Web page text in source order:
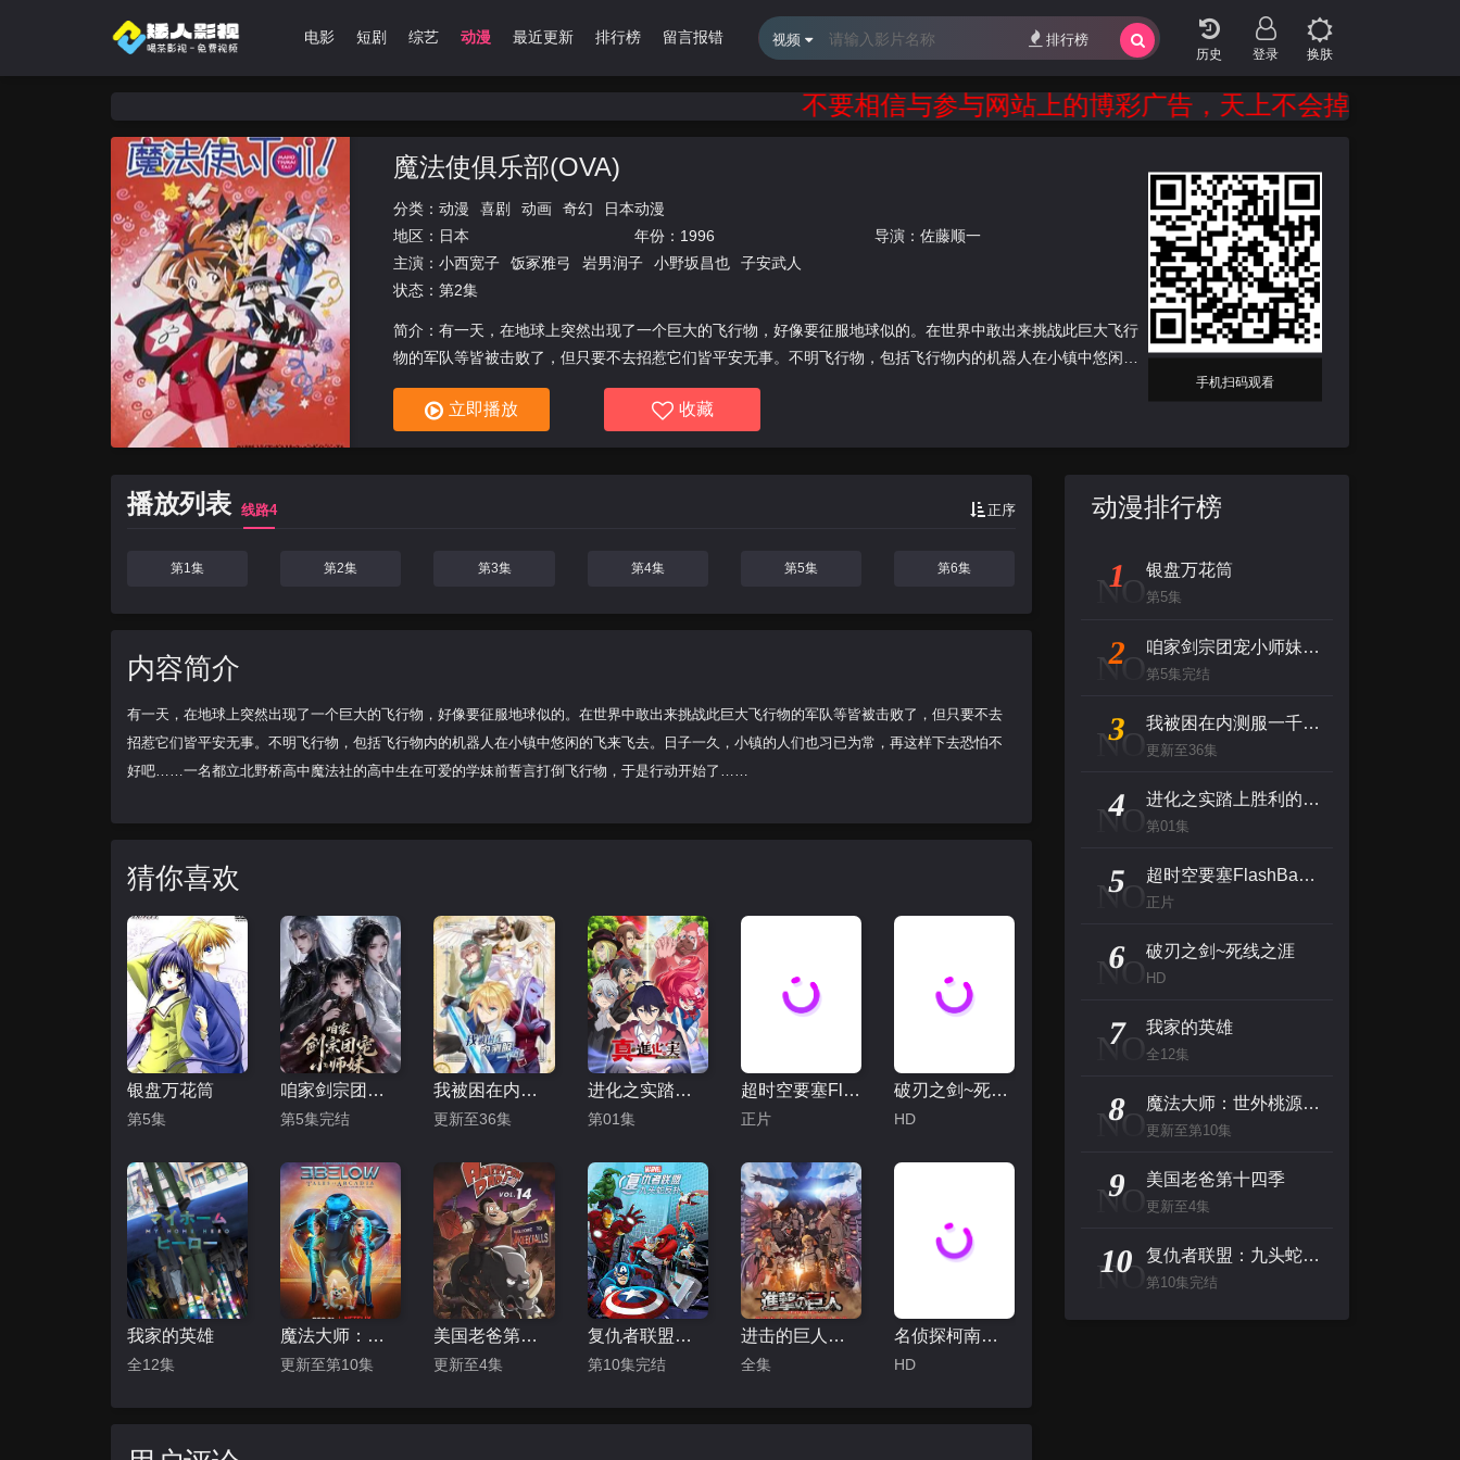
首页 电影 短剧 综艺 动漫 最近更新 排行榜 留言报错
登录 换肤
视频 排行榜
不要相信与参与网站上的博彩广告，天上不会掉馅饼，只
魔法使俱乐部(OVA)
分类： 动漫 喜剧 动画 奇幻
日本动漫
地区： 日本 年份： 1996 导演：佐藤顺一
主演： 小西宽子 饭冢雅弓 岩男润子 小野坂昌也
子安武人
状态：第2集
简介：有一天，在地球上突然出现了一个巨大的飞行物，好像要征服地球似的。在世界中敢出来挑战此巨大飞行
物的军队等皆被击败了，但只要不去招惹它们皆平安无事。不明飞行物，包括飞行物内的机器人在小镇中悠闲的
飞来飞去。
立即播放 收藏
手机扫码观看
播放列表 线路4 正序
第1集 第2集 第3集 第4集 第5集 第6集
内容简介
有一天，在地球上突然出现了一个巨大的飞行物，好像要征服地球似的。在世界中敢出来挑战此巨大飞行物的军队等皆被击败了，但只要不去
招惹它们皆平安无事。不明飞行物，包括飞行物内的机器人在小镇中悠闲的飞来飞去。日子一久，小镇的人们也习已为常，再这样下去恐怕不
好吧……一名都立北野桥高中魔法社的高中生在可爱的学妹前誓言打倒飞行物，于是行动开始了……
猜你喜欢
银盘万花筒
第5集
咱家剑宗团宠小师妹第二季
第5集完结
我被困在内测服一千年第一季
更新至36集
进化之实踏上胜利的人生第二季
第01集
超时空要塞FlashBack2012
正片
破刃之剑~死线之涯
HD
我家的英雄
全12集
魔法大师：世外桃源的传说第一季
更新至第10集
美国老爸第十四季
更新至4集
复仇者联盟：九头蛇反扑
第10集完结
进击的巨人总集篇最后的进击剧场版
全集
名侦探柯南：贝克街的亡灵国语
HD
动漫排行榜
NO
1 银盘万花筒
第5集
NO
2 咱家剑宗团宠小师妹第二季
第5集完结
NO
3 我被困在内测服一千年第一季
更新至36集
NO
4 进化之实踏上胜利的人生第二季
第01集
NO
5 超时空要塞FlashBack2012
正片
NO
6 破刃之剑~死线之涯
HD
NO
7 我家的英雄
全12集
NO
8 魔法大师：世外桃源的传说第一季
更新至第10集
NO
9 美国老爸第十四季
更新至4集
NO
10 复仇者联盟：九头蛇反扑
第10集完结